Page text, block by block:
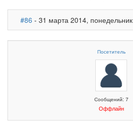
#86 - 31 марта 2014, понедельник
Посетитель
Сообщений: 7
Оффлайн